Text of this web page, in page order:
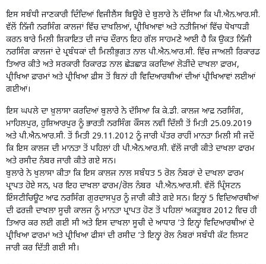
ਇਸ ਸਬੰਧੀ ਜਾਣਕਾਰੀ ਦਿੰਦਿਆਂ ਵਿਜੀਲੈਂਸ ਬਿਊਰੋ ਦੇ ਬੁਲਾਰੇ ਨੇ ਦੱਸਿਆ ਕਿ ਪੀ.ਐਨ.ਆਰ.ਸੀ.
ਵੱਲੋਂ ਨਿੱਜੀ ਨਰਸਿੰਗ ਕਾਲਜਾਂ ਵਿੱਚ ਦਾਖਲਿਆਂ, ਪ੍ਰੀਖਿਆਵਾਂ ਅਤੇ ਨਤੀਜਿਆਂ ਵਿੱਚ ਧੋਖਾਧੜੀ
ਕਰਨ ਬਾਰੇ ਮਿਲੀ ਸ਼ਿਕਾਇਤ ਦੀ ਜਾਂਚ ਦੌਰਾਨ ਇਹ ਗੱਲ ਸਾਹਮਣੇ ਆਈ ਹੈ ਕਿ ਉਕਤ ਨਿੱਜੀ
ਨਰਸਿੰਗ ਕਾਲਜਾਂ ਦੇ ਪ੍ਰਬੰਧਕਾਂ ਦੀ ਮਿਲੀਭੁਗਤ ਨਾਲ ਪੀ.ਐਨ.ਆਰ.ਸੀ. ਵਿੱਚ ਜਾਅਲੀ ਰਿਕਾਰਡ
ਤਿਆਰ ਕੀਤੇ ਅਤੇ ਸਰਕਾਰੀ ਰਿਕਾਰਡ ਨਾਲ ਛੇੜਛਾੜ ਕਰਦਿਆਂ ਲੋੜੀਂਦੇ ਦਾਖਲਾ ਫ਼ਾਰਮ,
ਪ੍ਰੀਖਿਆ ਫ਼ਾਰਮਾਂ ਅਤੇ ਪ੍ਰੀਖਿਆ ਫ਼ੀਸ ਤੋਂ ਬਿਨਾਂ ਹੀ ਵਿਦਿਆਰਥੀਆਂ ਦੀਆਂ ਪ੍ਰੀਖਿਆਵਾਂ ਲਈਆਂ
ਗਈਆਂ।
ਇਸ ਘਪਲੇ ਦਾ ਖ਼ੁਲਾਸਾ ਕਰਦਿਆਂ ਬੁਲਾਰੇ ਨੇ ਦੱਸਿਆ ਕਿ ਕੇ.ਡੀ. ਕਾਲਜ ਆਫ਼ ਨਰਸਿੰਗ,
ਮਾਹਿਲਪੁਰ, ਹੁਸ਼ਿਆਰਪੁਰ ਨੂੰ ਭਾਰਤੀ ਨਰਸਿੰਗ ਕੌਂਸਲ ਨਵੀਂ ਦਿੱਲੀ ਤੋਂ ਮਿਤੀ 25.09.2019
ਅਤੇ ਪੀ.ਐਨ.ਆਰ.ਸੀ. ਤੋਂ ਮਿਤੀ 29.11.2012 ਨੂੰ ਜਾਰੀ ਪੱਤਰ ਰਾਹੀਂ ਮਾਨਤਾ ਮਿਲੀ ਸੀ ਜਦੋਂ
ਕਿ ਇਸ ਕਾਲਜ ਦੀ ਮਾਨਤਾ ਤੋਂ ਪਹਿਲਾਂ ਹੀ ਪੀ.ਐਨ.ਆਰ.ਸੀ. ਵੱਲੋਂ ਜਾਰੀ ਕੀਤੇ ਦਾਖਲਾ ਫਾਰਮ
ਅਤੇ ਰਸੀਦ ਨੰਬਰ ਜਾਰੀ ਕੀਤੇ ਗਏ ਸਨ।
ਬੁਲਾਰੇ ਨੇ ਖੁਲਾਸਾ ਕੀਤਾ ਕਿ ਇਸ ਕਾਲਜ ਨਾਲ ਸਬੰਧਤ 5 ਰੋਲ ਨੰਬਰਾਂ ਦੇ ਦਾਖਲਾ ਫਾਰਮ
ਪ੍ਰਾਪਤ ਹੋਏ ਸਨ, ਪਰ ਇਹ ਦਾਖਲਾ ਫਾਰਮ/ਰੋਲ ਨੰਬਰ ਪੀ.ਐਨ.ਆਰ.ਸੀ. ਵੱਲੋਂ ਪ੍ਰਿੰਸਟਨ
ਇੰਸਟੀਚਿਊਟ ਆਫ ਨਰਸਿੰਗ ਗੁਰਦਾਸਪੁਰ ਨੂੰ ਜਾਰੀ ਕੀਤੇ ਗਏ ਸਨ। ਇਨ੍ਹਾਂ 5 ਵਿਦਿਆਰਥੀਆਂ
ਦੀ ਫਰਜ਼ੀ ਦਾਖਲਾ ਸੂਚੀ ਕਾਲਜ ਨੂੰ ਮਾਨਤਾ ਪ੍ਰਾਪਤ ਹੋਣ ਤੋਂ ਪਹਿਲਾਂ ਅਕਤੂਬਰ 2012 ਵਿਚ ਹੀ
ਤਿਆਰ ਕਰ ਲਈ ਗਈ ਸੀ ਅਤੇ ਇਸ ਦਾਖਲਾ ਸੂਚੀ ਦੇ ਆਧਾਰ ’ਤੇ ਇਨ੍ਹਾਂ ਵਿਦਿਆਰਥੀਆਂ ਦੇ
ਪ੍ਰੀਖਿਆ ਫਾਰਮਾਂ ਅਤੇ ਪ੍ਰੀਖਿਆ ਫੀਸਾਂ ਦੀ ਰਸੀਦ ’ਤੇ ਇਨ੍ਹਾਂ ਰੋਲ ਨੰਬਰਾਂ ਸਬੰਧੀ ਕੱਟ ਲਿਸਟ
ਜਾਰੀ ਕਰ ਦਿੱਤੀ ਗਈ ਸੀ।